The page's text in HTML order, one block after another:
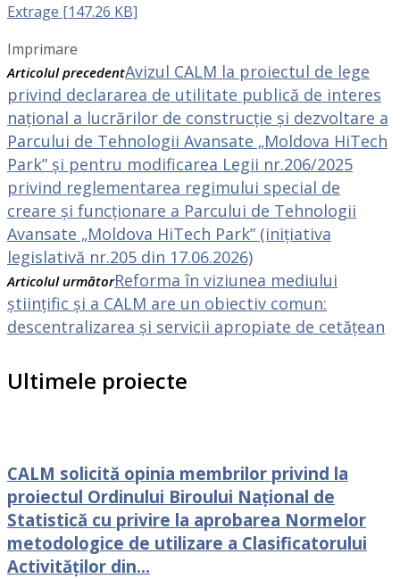
Extrage [147.26 KB]
Imprimare
Articolul precedentAvizul CALM la proiectul de lege
privind declararea de utilitate publică de interes
național a lucrărilor de construcție și dezvoltare a
Parcului de Tehnologii Avansate „Moldova HiTech
Park” și pentru modificarea Legii nr.206/2025
privind reglementarea regimului special de
creare și funcționare a Parcului de Tehnologii
Avansate „Moldova HiTech Park” (inițiativa
legislativă nr.205 din 17.06.2026)
Articolul următorReforma în viziunea mediului
științific și a CALM are un obiectiv comun:
descentralizarea și servicii apropiate de cetățean
Ultimele proiecte
CALM solicită opinia membrilor privind la
proiectul Ordinului Biroului Național de
Statistică cu privire la aprobarea Normelor
metodologice de utilizare a Clasificatorului
Activităților din...